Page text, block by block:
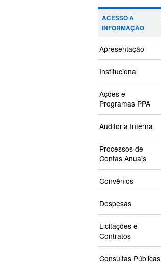
ACESSO À
INFORMAÇÃO
Apresentação
Institucional
Ações e
Programas PPA
Auditoria Interna
Processos de
Contas Anuais
Convênios
Despesas
Licitações e
Contratos
Consultas Públicas